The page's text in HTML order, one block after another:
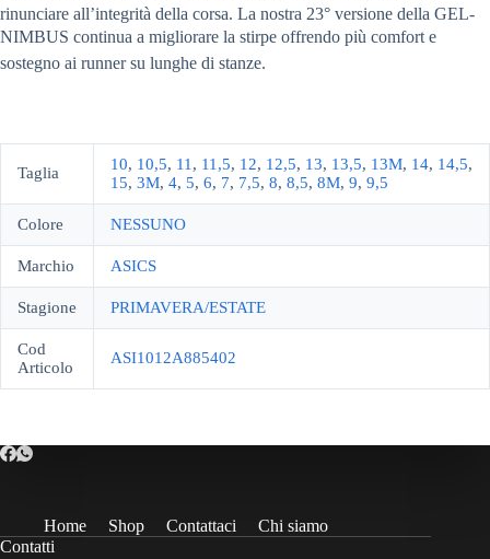
rinunciare all’integrità della corsa. La nostra 23° versione della GEL-
NIMBUS continua a migliorare la stirpe offrendo più comfort e
sostegno ai runner su lunghe di stanze.
Taglia 10, 10,5, 11 , 11,5, 12, 12,5, 13, 13,5, 13M, 14, 14,5,
15, 3M, 4, 5, 6, 7, 7,5, 8, 8,5, 8M, 9, 9,5
Colore NESSUNO
Marchio ASICS
Stagione PRIMAVERA/ESTATE
Cod
Articolo
ASI1012A885402
Home Shop Contattaci
Chi siamo
Contatti